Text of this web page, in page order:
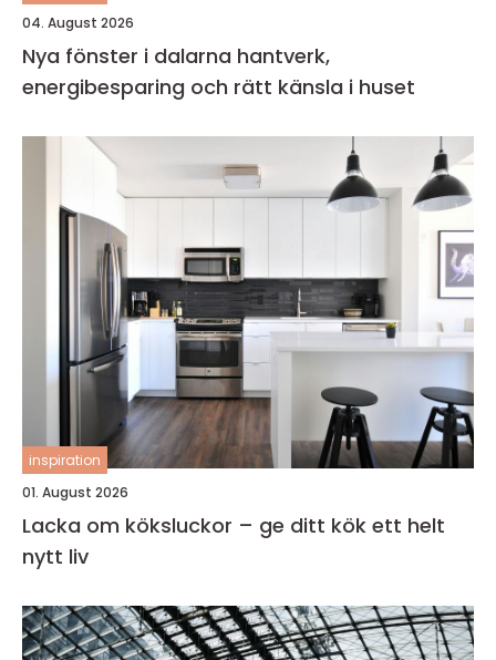
04. August 2026
Nya fönster i dalarna hantverk,
energibesparing och rätt känsla i huset
inspiration
01. August 2026
Lacka om köksluckor – ge ditt kök ett helt
nytt liv